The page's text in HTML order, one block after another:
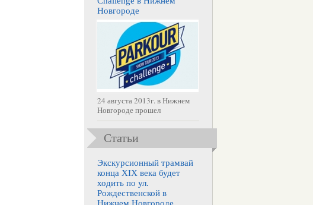
Новгороде
24 августа 2013г. в Нижнем
Новгороде прошел
Статьи
Экскурсионный трамвай
конца XIX века будет
ходить по ул.
Рождественской в